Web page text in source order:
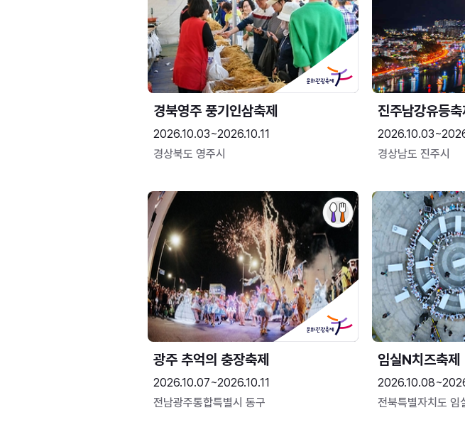
경북영주 풍기인삼축제
2026.10.03~2026.10.11
경상북도 영주시
진주남강유등축
경상남도 진주시
광주 추억의 충장축제
2026.10.07~2026.10.11
전남광주통합특별시 동구
임실N치즈축제
전북특별자치도 임